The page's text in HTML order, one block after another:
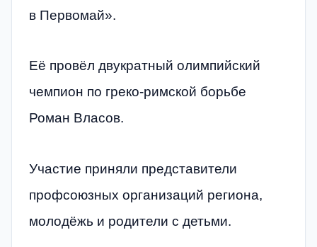
в Первомай».
Её провёл двукратный олимпийский
чемпион по греко‑римской борьбе
Роман Власов.
Участие приняли представители
профсоюзных организаций региона,
молодёжь и родители с детьми.